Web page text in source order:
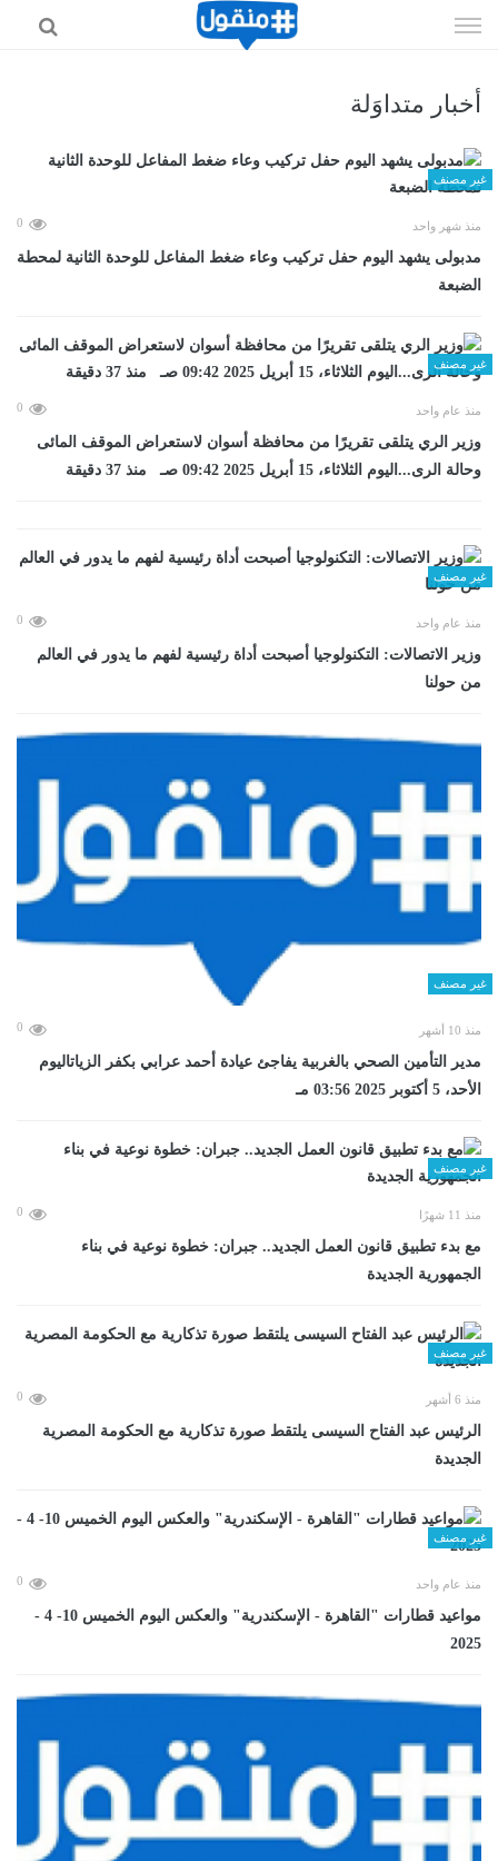
الى
أخبار متداوَلة
غير مصنف
منذ شهر واحد 0
مدبولى يشهد اليوم حفل تركيب وعاء ضغط المفاعل للوحدة الثانية لمحطة
الضبعة
غير مصنف
منذ عام واحد 0
وزير الري يتلقى تقريرًا من محافظة أسوان لاستعراض الموقف المائى
وحالة الرى...اليوم الثلاثاء، 15 أبريل 2025 09:42 صـ منذ 37 دقيقة
غير مصنف
منذ عام واحد 0
وزير الاتصالات: التكنولوجيا أصبحت أداة رئيسية لفهم ما يدور في العالم
من حولنا
غير مصنف
منذ 10 أشهر 0
مدير التأمين الصحي بالغربية يفاجئ عيادة أحمد عرابي بكفر الزياتاليوم
الأحد، 5 أكتوبر 2025 03:56 مـ
غير مصنف
منذ 11 شهرًا 0
مع بدء تطبيق قانون العمل الجديد.. جبران: خطوة نوعية في بناء
الجمهورية الجديدة
غير مصنف
منذ 6 أشهر 0
الرئيس عبد الفتاح السيسى يلتقط صورة تذكارية مع الحكومة المصرية
الجديدة
غير مصنف
منذ عام واحد 0
مواعيد قطارات "القاهرة - الإسكندرية" والعكس اليوم الخميس 10- 4 -
2025